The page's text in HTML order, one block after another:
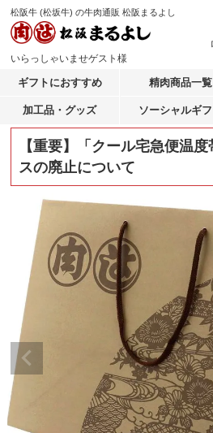
松阪牛 (松坂牛) の牛肉通販 松阪まるよし
いらっしゃいませゲスト様
ギフトにおすすめ 精肉商品一覧
加工品・グッズ ソーシャルギフ
【重要】「クール宅急便温
スの廃止について